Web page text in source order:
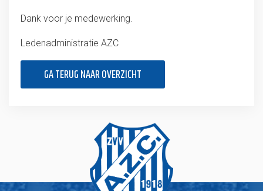
Dank voor je medewerking.
Ledenadministratie AZC
GA TERUG NAAR OVERZICHT